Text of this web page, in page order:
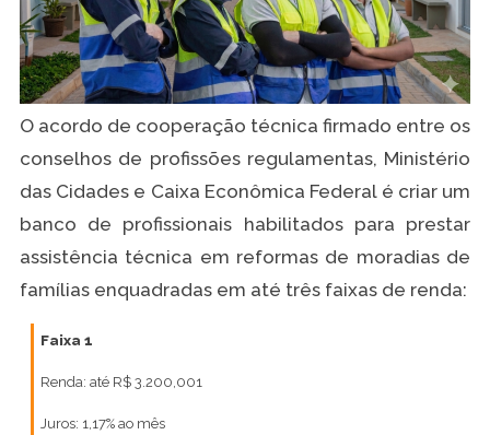
O acordo de cooperação técnica firmado entre os
conselhos de profissões regulamentas, Ministério
das Cidades e Caixa Econômica Federal é criar um
banco de profissionais habilitados para prestar
assistência técnica em reformas de moradias de
famílias enquadradas em até três faixas de renda:
Faixa 1
Renda: até R$ 3.200,001
Juros: 1,17% ao mês